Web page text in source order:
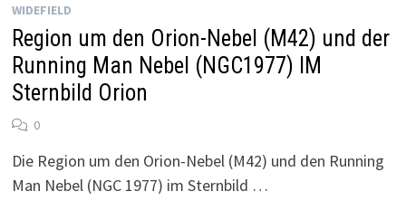
WIDEFIELD
Region um den Orion-Nebel (M42) und der
Running Man Nebel (NGC1977) IM
Sternbild Orion
0
Die Region um den Orion-Nebel (M42) und den Running
Man Nebel (NGC 1977) im Sternbild …